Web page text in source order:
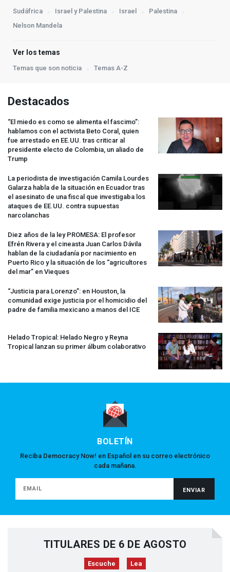
Sudáfrica Israel y Palestina Israel
Palestina
Nelson Mandela
Ver los temas
Temas que son noticia Temas A-Z
Destacados
“El miedo es como se alimenta el fascimo”:
hablamos con el activista Beto Coral, quien
fue arrestado en EE.UU. tras criticar al
presidente electo de Colombia, un aliado de
Trump
La periodista de investigación Camila Lourdes
Galarza habla de la situación en Ecuador tras
el asesinato de una fiscal que investigaba los
ataques de EE.UU. contra supuestas
narcolanchas
Diez años de la ley PROMESA: El profesor
Efrén Rivera y el cineasta Juan Carlos Dávila
hablan de la ciudadanía por nacimiento en
Puerto Rico y la situación de los “agricultores
del mar” en Vieques
“Justicia para Lorenzo”: en Houston, la
comunidad exige justicia por el homicidio del
padre de familia mexicano a manos del ICE
Helado Tropical: Helado Negro y Reyna
Tropical lanzan su primer álbum colaborativo
BOLETÍN
Reciba Democracy Now! en Español en su correo electrónico
cada mañana.
TITULARES DE 6 DE AGOSTO
Escuche Lea